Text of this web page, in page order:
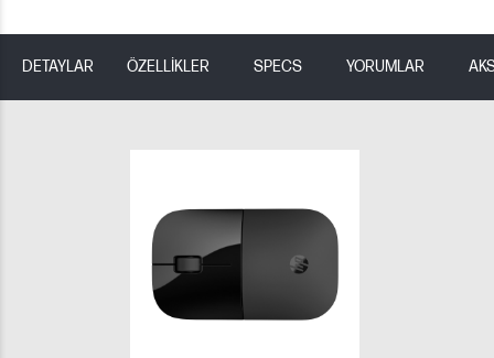
DETAYLAR ÖZELLİKLER SPECS YORUMLAR